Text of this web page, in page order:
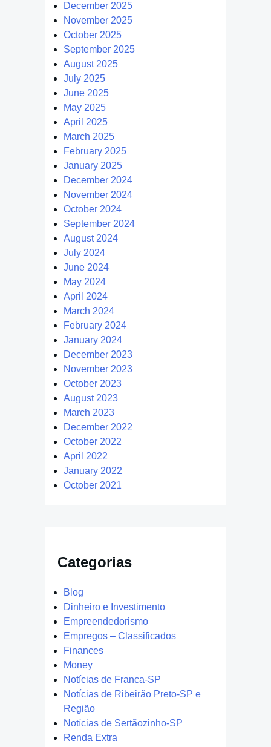
December 2025
November 2025
October 2025
September 2025
August 2025
July 2025
June 2025
May 2025
April 2025
March 2025
February 2025
January 2025
December 2024
November 2024
October 2024
September 2024
August 2024
July 2024
June 2024
May 2024
April 2024
March 2024
February 2024
January 2024
December 2023
November 2023
October 2023
August 2023
March 2023
December 2022
October 2022
April 2022
January 2022
October 2021
Categorias
Blog
Dinheiro e Investimento
Empreendedorismo
Empregos – Classificados
Finances
Money
Notícias de Franca-SP
Notícias de Ribeirão Preto-SP e
Região
Notícias de Sertãozinho-SP
Renda Extra